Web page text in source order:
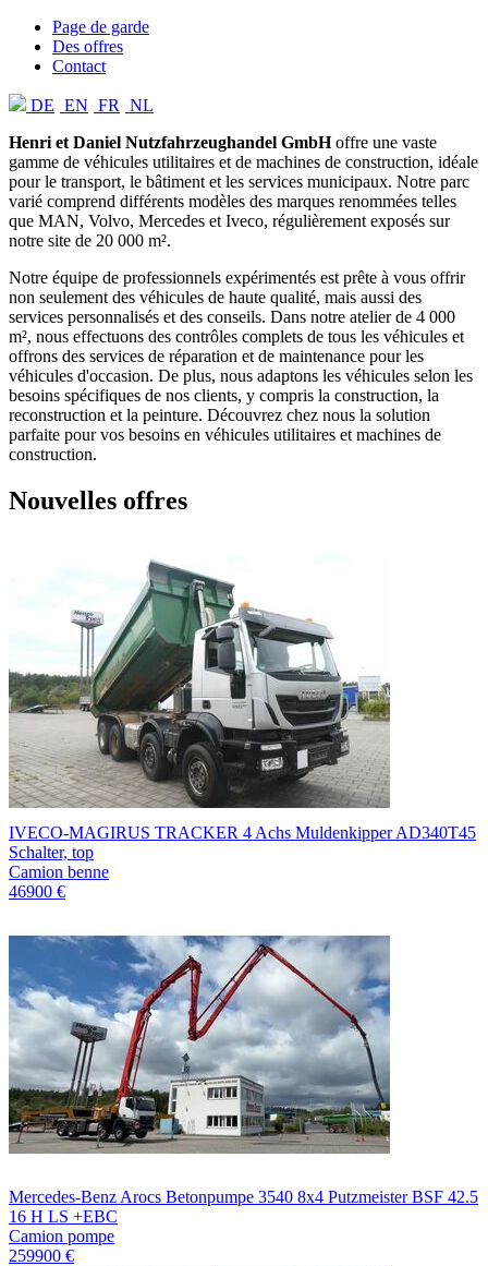
Page de garde
Des offres
Contact
DE EN FR
NL
Henri et Daniel Nutzfahrzeughandel GmbHoffre une vaste
gamme de véhicules utilitaires et de machines de construction, idéale
pour le transport, le bâtiment et les services municipaux. Notre parc
varié comprend différents modèles des marques renommées telles
que MAN, Volvo, Mercedes et Iveco, régulièrement exposés sur
notre site de 20 000 m².
Notre équipe de professionnels expérimentés est prête à vous offrir
non seulement des véhicules de haute qualité, mais aussi des
services personnalisés et des conseils. Dans notre atelier de 4 000
m², nous effectuons des contrôles complets de tous les véhicules et
offrons des services de réparation et de maintenance pour les
véhicules d'occasion. De plus, nous adaptons les véhicules selon les
besoins spécifiques de nos clients, y compris la construction, la
reconstruction et la peinture. Découvrez chez nous la solution
parfaite pour vos besoins en véhicules utilitaires et machines de
construction.
Nouvelles offres
IVECO-MAGIRUS TRACKER 4 Achs Muldenkipper AD340T45
Schalter, top
Camion benne
46900 €
Mercedes-Benz Arocs Betonpumpe 3540 8x4 Putzmeister BSF 42.5
16 H LS +EBC
Camion pompe
259900 €